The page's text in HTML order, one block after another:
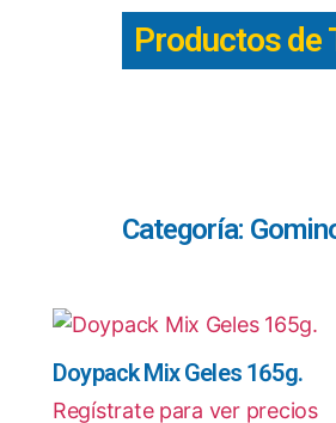
Productos de
Categoría:
Doypack Mix Geles 165g.
Regístrate para ver precios